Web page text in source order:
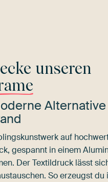
unseren
auf
gespannt in einem
Der Textildruck lässt
So erzeugst du